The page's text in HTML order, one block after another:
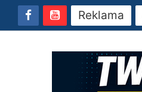
Reklama